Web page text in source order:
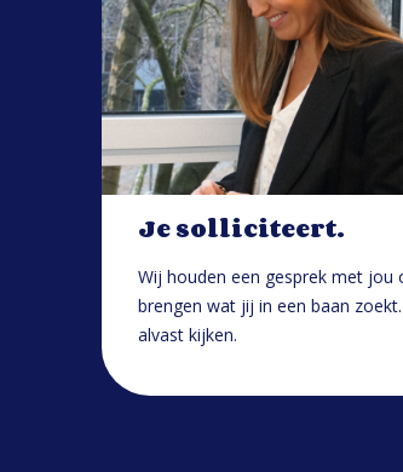
Je solliciteert.
Wij houden een gesprek met jou
brengen wat jij in een baan
alvast kijken.